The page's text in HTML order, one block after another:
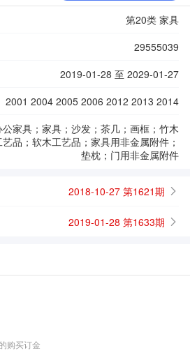
第20类 家具
29555039
2019-01-28 至 2029-01-27
2001 2004 2005 2006 2012 2013 2014
公家具；家具；沙发；茶几；画框；竹木
艺品；软木工艺品；家具用非金属附件；
垫枕；门用非金属附件
2018-10-27 第1621期
2019-01-28 第1633期
购买订金